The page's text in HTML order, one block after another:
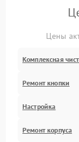
Цены
Комплексная
Ремонт кнопки
Настройка
Ремонт корпуса